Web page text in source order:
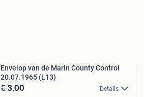
Envelop van de Marin County Control
20.07.1965 (L13)
€ 3,00 Details